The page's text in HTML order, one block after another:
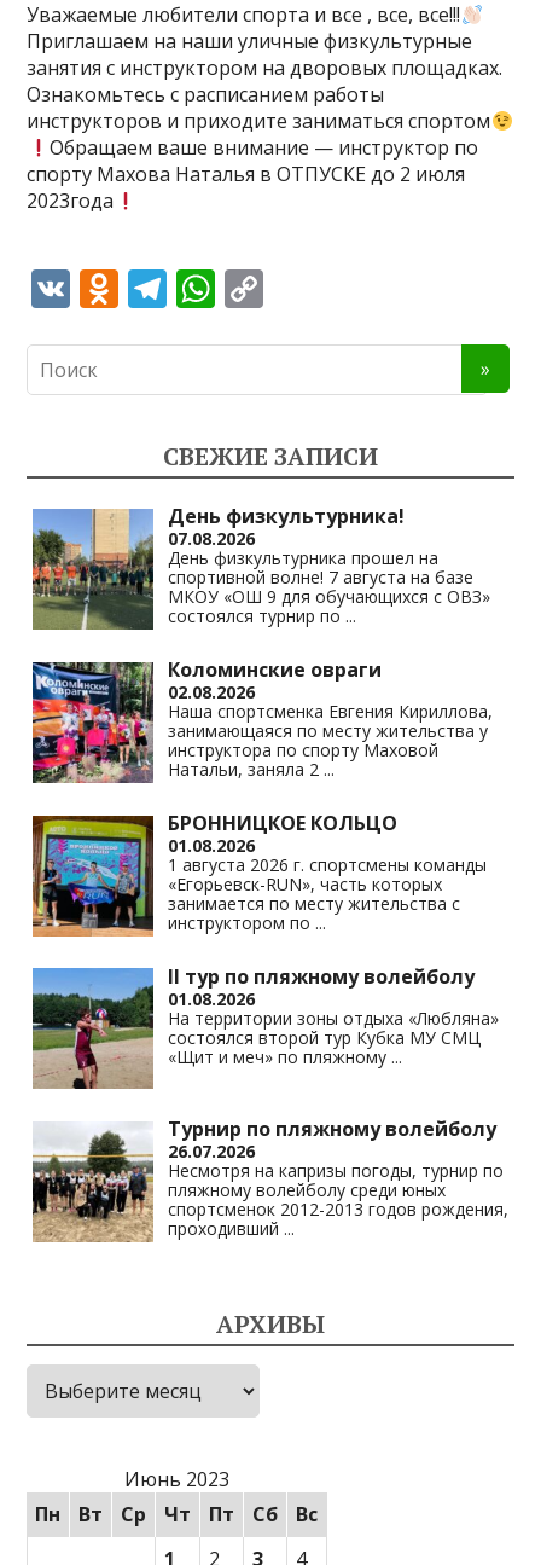
Уважаемые любители спорта и все , все, все!!!
Приглашаем на наши уличные физкультурные
занятия с инструктором на дворовых площадках.
Ознакомьтесь с расписанием работы
инструкторов и приходите заниматься спортом
Обращаем ваше внимание — инструктор по
спорту Махова Наталья в ОТПУСКЕ до 2 июля
2023года
V O
o
as
s
ni
ki
T
gr
a
m
W
s
A
p
p
y
Li
n
k
СВЕЖИЕ ЗАПИСИ
День физкультурника!
07.08.2026
День физкультурника прошел на
спортивной волне! 7 августа на базе
МКОУ «ОШ 9 для обучающихся с ОВЗ»
состоялся турнир по ...
Коломинские овраги
02.08.2026
Наша спортсменка Евгения Кириллова,
занимающаяся по месту жительства у
инструктора по спорту Маховой
Натальи, заняла 2 ...
БРОННИЦКОЕ КОЛЬЦО
01.08.2026
1 августа 2026 г. спортсмены команды
«Егорьевск-RUN», часть которых
занимается по месту жительства с
инструктором по ...
II тур по пляжному волейболу
01.08.2026
На территории зоны отдыха «Любляна»
состоялся второй тур Кубка МУ СМЦ
«Щит и меч» по пляжному ...
Турнир по пляжному волейболу
26.07.2026
Несмотря на капризы погоды, турнир по
пляжному волейболу среди юных
спортсменок 2012-2013 годов рождения,
проходивший ...
АРХИВЫ
Архивы
Июнь 2023
Пн
Вт Ср Чт Пт Сб
Вс
1
2 3 4